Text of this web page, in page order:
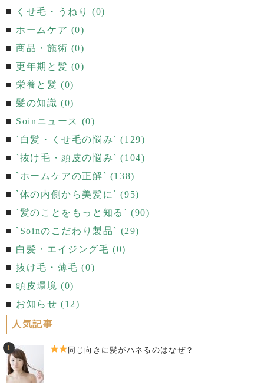
くせ毛・うねり (0)
ホームケア (0)
商品・施術 (0)
更年期と髪 (0)
栄養と髪 (0)
髪の知識 (0)
Soinニュース (0)
`白髪・くせ毛の悩み` (129)
`抜け毛・頭皮の悩み` (104)
`ホームケアの正解` (138)
`体の内側から美髪に` (95)
`髪のことをもっと知る` (90)
`Soinのこだわり製品` (29)
白髪・エイジング毛 (0)
抜け毛・薄毛 (0)
頭皮環境 (0)
お知らせ (12)
人気記事
同じ向きに髪がハネるのはなぜ？